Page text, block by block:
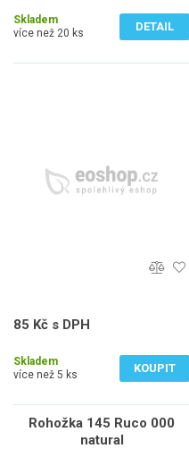
Skladem
více než 20 ks
DETAIL
85 Kč s DPH
Skladem
více než 5 ks
KOUPIT
Rohožka 145 Ruco 000
natural